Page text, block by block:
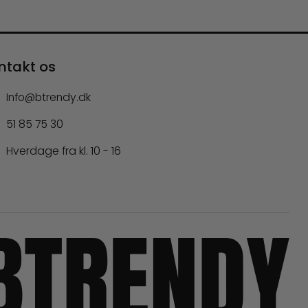
os
Info@btrendy.dk
51 85 75 30
Hverdage fra kl. 10 - 16